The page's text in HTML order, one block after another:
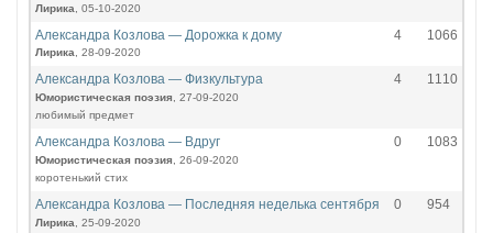
Лирика , 05-10-2020
Александра Козлова — Дорожка к дому
Лирика , 28-09-2020
4 1066
Александра Козлова — Физкультура
Юмористическая поэзия , 27-09-2020
любимый предмет
4 1110
Александра Козлова — Вдруг
Юмористическая поэзия , 26-09-2020
коротенький стих
0 1083
Александра Козлова — Последняя неделька сентября
Лирика , 25-09-2020
0 954